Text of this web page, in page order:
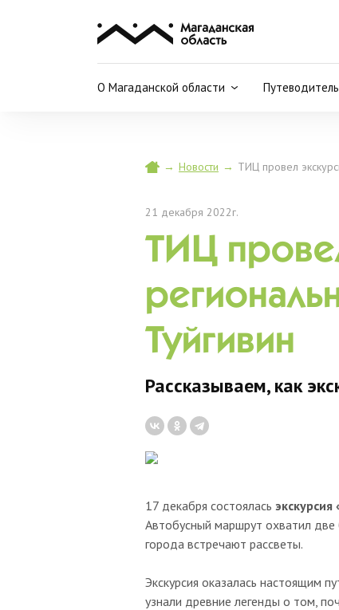
О Магаданской области Путеводитель
→ Новости → ТИЦ провел
21 декабря 2022г.
ТИЦ
Туйгивин
Рассказываем, как
17 декабря состоялась
Автобусный маршрут охватил две
города встречают рассветы.
Экскурсия оказалась настоящим
узнали древние легенды о том,